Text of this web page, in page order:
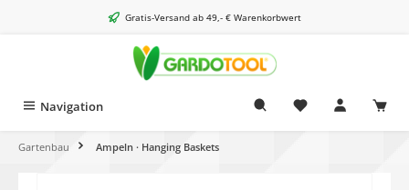
Gratis-Versand ab 49,- € Warenkorbwert
Navigation
Gartenbau Ampeln · Hanging Baskets